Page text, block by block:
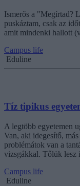
Ismerős a "Megírtad?
puskáztam, csak az
amit mindenki hallott
Campus life
Eduline
Tíz tipikus
A legtöbb egyetemen
Van, aki idegesítő,
problémátok van a
vizsgákkal. Tőlük lesz
Campus life
Eduline